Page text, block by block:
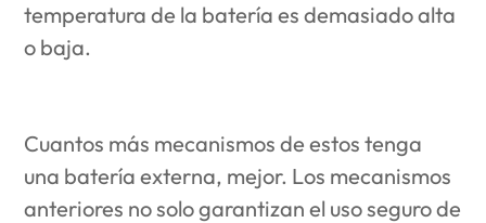
temperatura de la batería es demasiado alta
o baja.
Cuantos más mecanismos de estos tenga
una batería externa, mejor. Los mecanismos
anteriores no solo garantizan el uso seguro de